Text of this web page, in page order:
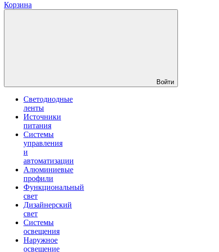
Корзина
Войти
Светодиодные
ленты
Источники
питания
Системы
управления
и
автоматизации
Алюминиевые
профили
Функциональный
свет
Дизайнерский
свет
Системы
освещения
Наружное
освещение